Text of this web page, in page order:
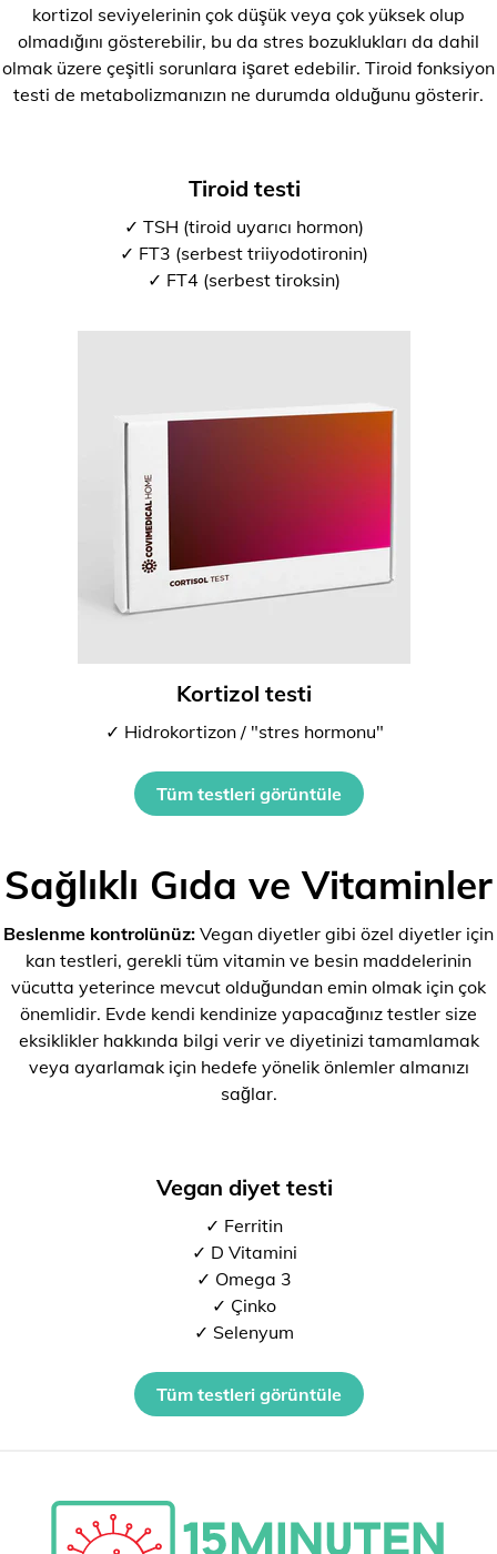
kortizol seviyelerinin çok düşük veya çok yüksek olup
olmadığını gösterebilir, bu da stres bozuklukları da dahil
olmak üzere çeşitli sorunlara işaret edebilir. Tiroid fonksiyon
testi de metabolizmanızın ne durumda olduğunu gösterir.
Tiroid testi
✓ TSH (tiroid uyarıcı hormon)
✓ FT3 (serbest triiyodotironin)
✓ FT4 (serbest tiroksin)
Kortizol testi
✓ Hidrokortizon / "stres hormonu"
Tüm testleri görüntüle
Sağlıklı Gıda ve Vitaminler
Beslenme kontrolünüz: Vegan diyetler gibi özel diyetler için
kan testleri, gerekli tüm vitamin ve besin maddelerinin
vücutta yeterince mevcut olduğundan emin olmak için çok
önemlidir. Evde kendi kendinize yapacağınız testler size
eksiklikler hakkında bilgi verir ve diyetinizi tamamlamak
veya ayarlamak için hedefe yönelik önlemler almanızı
sağlar.
Vegan diyet testi
✓ Ferritin
✓ D Vitamini
✓ Omega 3
✓ Çinko
✓ Selenyum
Tüm testleri görüntüle